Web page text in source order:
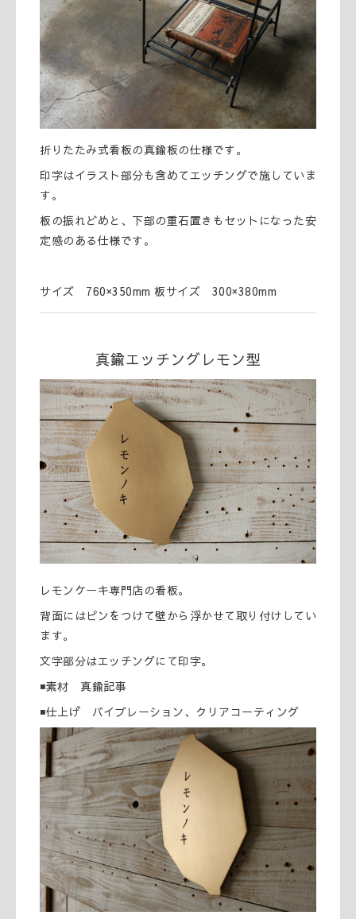
折りたたみ式看板の真鍮板の仕様です。
印字はイラスト部分も含めてエッチングで施していま
す。
板の振れどめと、下部の重石置きもセットになった安
定感のある仕様です。
サイズ 760×350mm 板サイズ 300×380mm
真鍮エッチングレモン型
レモンケーキ専門店の看板。
背面にはピンをつけて壁から浮かせて取り付けしてい
ます。
文字部分はエッチングにて印字。
◾️素材 真鍮記事
◾️仕上げ バイブレーション、クリアコーティング